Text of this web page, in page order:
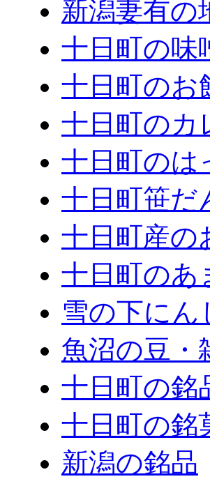
新潟妻有の
十日町の味
十日町のお
十日町のカ
十日町のは
十日町笹だ
十日町産の
十日町のあ
雪の下にん
魚沼の豆・
十日町の銘
十日町の銘
新潟の銘品